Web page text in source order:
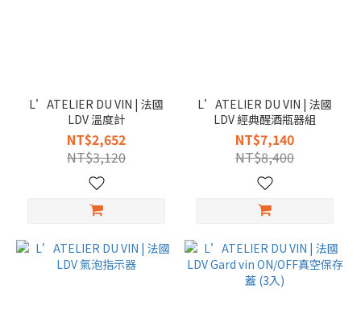
L’ATELIER DU VIN | 法國
LDV 溫度計
NT$2,652
NT$3,120
L’ATELIER DU VIN | 法國
LDV 經典醒酒瓶器組
NT$7,140
NT$8,400